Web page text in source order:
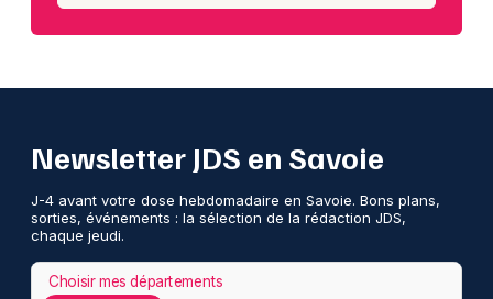
Newsletter JDS en Savoie
J-4 avant votre dose hebdomadaire en Savoie. Bons plans,
sorties, événements : la sélection de la rédaction JDS,
chaque jeudi.
Choisir mes départements